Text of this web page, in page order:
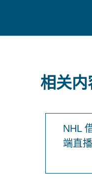
相关内
NHL
端直